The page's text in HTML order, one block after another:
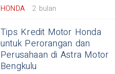
HONDA 2 bulan
Tips Kredit Motor Honda
untuk Perorangan dan
Perusahaan di Astra Motor
Bengkulu